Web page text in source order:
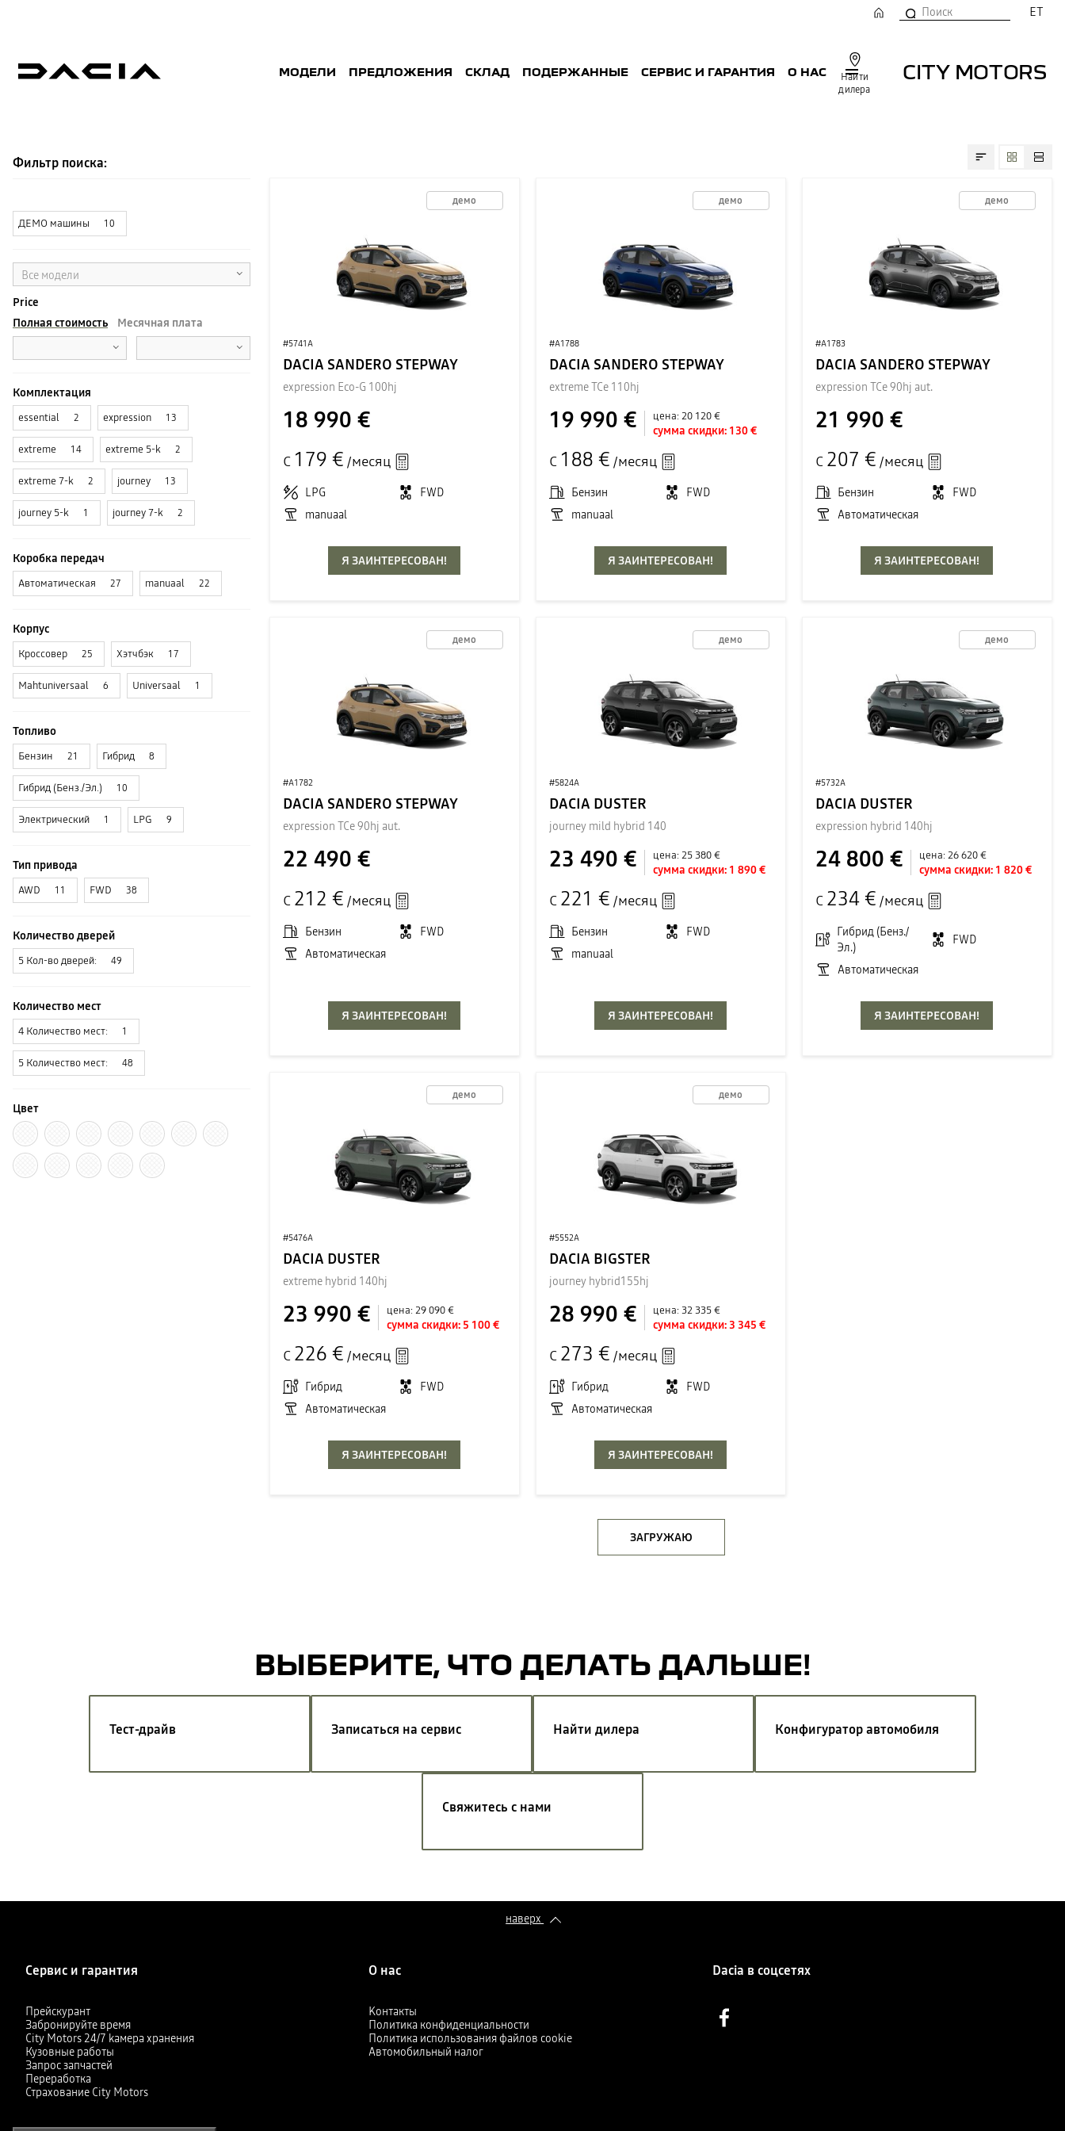
Найти
дилера
CITY MOTORS
МОДЕЛИ ПРЕДЛОЖЕНИЯ СКЛАД ПОДЕРЖАННЫE СЕРВИС И ГАРАНТИЯ О НАС
ET
СКЛАД
Фильтр поиска:
ДЕМО машины 10
Все модели
Price
Полная стоимость
Месячная плата
Комплектация
essential 2 expression 13
extreme 14 extreme 5-k 2
extreme 7-k 2 journey 13
journey 5-k 1 journey 7-k 2
Коробка передач
Автоматическая 27 manuaal 22
Корпус
Кроссовер 25 Хэтчбэк 17
Mahtuniversaal 6 Universaal 1
Топливо
Бензин 21 Гибрид 8
Гибрид (Бенз./Эл.) 10
Электрический 1 LPG 9
Тип привода
AWD 11 FWD 38
Количество дверей
5 Кол-во дверей: 49
Количество мест
4 Количество мест: 1
5 Количество мест: 48
Цвет
демо
#5741A
DACIA SANDERO STEPWAY
expression Eco-G 100hj
18 990 €
С 179 € /месяц
LPG
FWD
manuaal
Я ЗАИНТЕРЕСОВАН!
демо
#A1788
DACIA SANDERO STEPWAY
extreme TCe 110hj
19 990 € цена:20 120 €
сумма скидки: 130 €
С 188 € /месяц
Бензин
FWD
manuaal
Я ЗАИНТЕРЕСОВАН!
демо
#A1783
DACIA SANDERO STEPWAY
expression TCe 90hj aut.
21 990 €
С 207 € /месяц
Бензин
FWD
Автоматическая
Я ЗАИНТЕРЕСОВАН!
демо
#A1782
DACIA SANDERO STEPWAY
expression TCe 90hj aut.
22 490 €
С 212 € /месяц
Бензин
FWD
Автоматическая
Я ЗАИНТЕРЕСОВАН!
демо
#5824A
DACIA DUSTER
journey mild hybrid 140
23 490 € цена:25 380 €
сумма скидки: 1 890 €
С 221 € /месяц
Бензин
FWD
manuaal
Я ЗАИНТЕРЕСОВАН!
демо
#5732A
DACIA DUSTER
expression hybrid 140hj
24 800 € цена:26 620 €
сумма скидки: 1 820 €
С 234 € /месяц
Гибрид (Бенз./
Эл.)
FWD
Автоматическая
Я ЗАИНТЕРЕСОВАН!
демо
#5476A
DACIA DUSTER
extreme hybrid 140hj
23 990 € цена:29 090 €
сумма скидки: 5 100 €
С 226 € /месяц
Гибрид
FWD
Автоматическая
Я ЗАИНТЕРЕСОВАН!
демо
#5552A
DACIA BIGSTER
journey hybrid155hj
28 990 € цена:32 335 €
сумма скидки:3 345 €
С 273 € /месяц
Гибрид
FWD
Автоматическая
Я ЗАИНТЕРЕСОВАН!
ЗАГРУЖАЮ
ВЫБЕРИТЕ, ЧТО ДЕЛАТЬ ДАЛЬШЕ!
Тест-драйв Записаться на сервис Найти дилера Конфигуратор автомобиля
Свяжитесь с нами
наверх
Сервис и гарантия
Прейскурант
Забронируйте время
City Motors 24/7 kамера хранения
Кузовные работы
Запрос запчастей
Переработка
Страхование City Motors
О нас
Kонтакты
Политика конфиденциальности
Политика использования файлов cookie
Автомобильный налог
Dacia в соцсетях